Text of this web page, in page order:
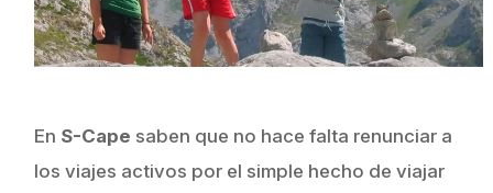
En S-Cape saben que no hace falta renunciar a
los viajes activos por el simple hecho de viajar